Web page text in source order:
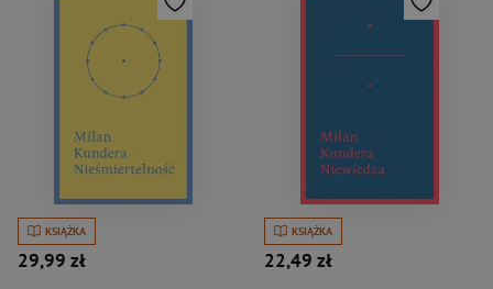
KSIĄŻKA
29,99 zł
KSIĄŻKA
22,49 zł